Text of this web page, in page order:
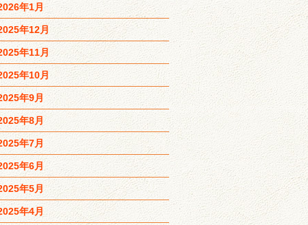
年1月
年12月
年11月
年10月
年9月
年8月
年7月
年6月
年5月
年4月